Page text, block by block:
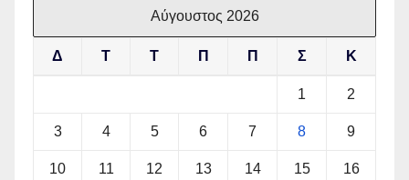
Αύγουστος 2026
Δ Τ Τ Π Π Σ Κ
1 2
3 4 5 6 7 8 9
10 11 12 13 14 15 16